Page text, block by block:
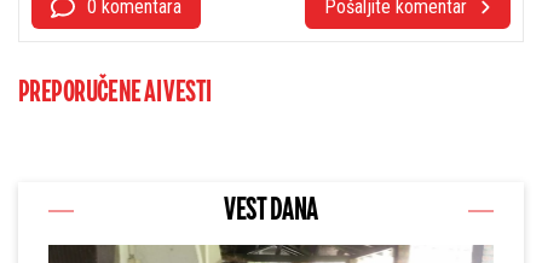
0 komentara Pošaljite komentar
PREPORUČENE AI VESTI
VEST DANA